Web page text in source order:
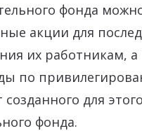
фонда
акции для
их работникам,
по
для этого
фонда.